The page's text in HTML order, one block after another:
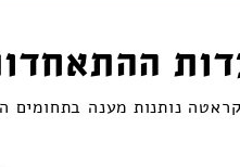
נותנות מענה בתחומים